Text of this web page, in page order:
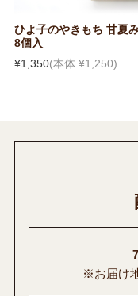
ひよ子のやきもち 甘夏
8個入
¥1,350(本体 ¥1,250)
※お届け